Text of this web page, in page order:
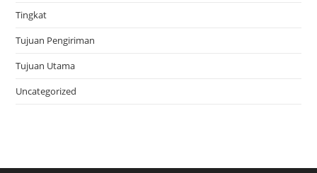
Tingkat
Tujuan Pengiriman
Tujuan Utama
Uncategorized